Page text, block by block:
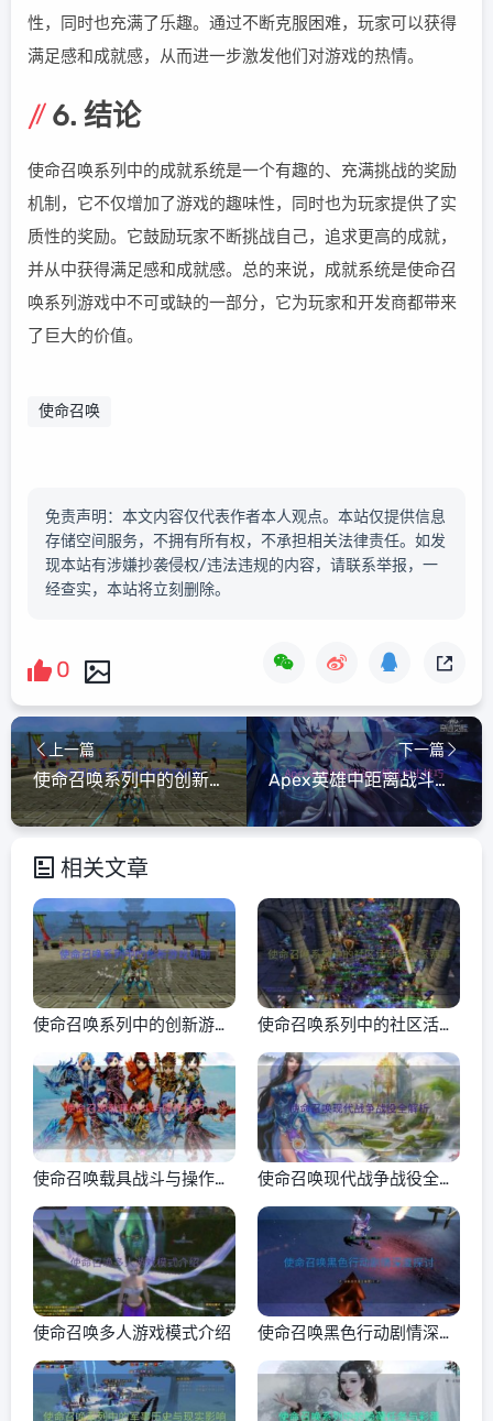
性，同时也充满了乐趣。通过不断克服困难，玩家可以获得
满足感和成就感，从而进一步激发他们对游戏的热情。
6. 结论
使命召唤系列中的成就系统是一个有趣的、充满挑战的奖励
机制，它不仅增加了游戏的趣味性，同时也为玩家提供了实
质性的奖励。它鼓励玩家不断挑战自己，追求更高的成就，
并从中获得满足感和成就感。总的来说，成就系统是使命召
唤系列游戏中不可或缺的一部分，它为玩家和开发商都带来
了巨大的价值。
使命召唤
免责声明：本文内容仅代表作者本人观点。本站仅提供信息
存储空间服务，不拥有所有权，不承担相关法律责任。如发
现本站有涉嫌抄袭侵权/违法违规的内容，请联系举报，一
经查实，本站将立刻删除。
0
上一篇
使命召唤系列中的创新游戏机制
下一篇
Apex英雄中距离战斗精准射击技巧
相关文章
使命召唤系列中的创新游戏
使命召唤系列中的社区活动
与玩家赛事
使命召唤载具战斗与操作技
巧
使命召唤现代战争战役全解
析
使命召唤多人游戏模式介绍
使命召唤黑色行动剧情深度
探讨